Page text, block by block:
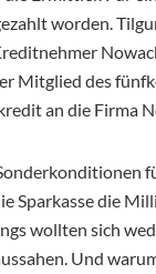
worden.
Mitglied des
an die Firma
Sparkasse die
wollten sich
Und